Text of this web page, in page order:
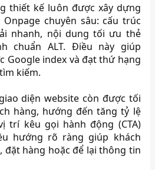
thiết kế luôn được xây dựng
chuyên sâu: cấu trúc
nhanh, nội dung tối ưu thẻ
chuẩn ALT. Điều này giúp
Google index và đạt thứ hạng
kiếm.
diện website còn được tối
hàng, hướng đến tăng tỷ lệ
trí kêu gọi hành động (CTA)
hướng rõ ràng giúp khách
đặt hàng hoặc để lại thông tin